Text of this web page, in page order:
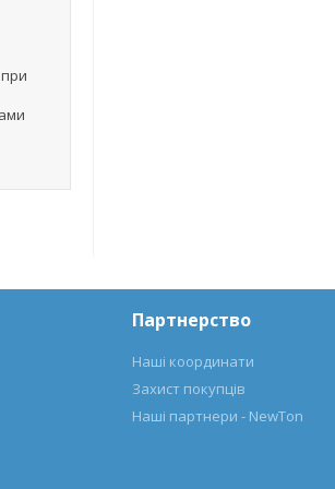
Партнерство
Наші координати
Захист покупців
Наші партнери - NewTon